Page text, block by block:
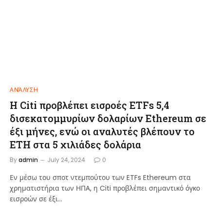
ΑΝΆΛΥΣΗ
Η Citi προβλέπει εισροές ETFs 5,4
δισεκατομμυρίων δολαρίων Ethereum σε
έξι μήνες, ενώ οι αναλυτές βλέπουν το
ETH στα 5 χιλιάδες δολάρια
Byadmin July 24, 2024 0
Εν μέσω του σποτ ντεμπούτου των ETFs Ethereum στα
χρηματιστήρια των ΗΠΑ, η Citi προβλέπει σημαντικό όγκο
εισροών σε έξι…